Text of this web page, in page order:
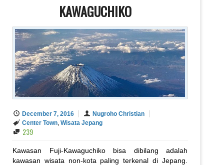
KAWAGUCHIKO
December 7, 2016
Nugroho Christian
Center Town, Wisata Jepang
239
Kawasan Fuji-Kawaguchiko bisa dibilang adalah
kawasan wisata non-kota paling terkenal di Jepang.